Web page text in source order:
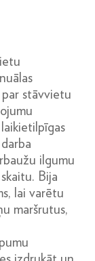
par stāvvietu
ilgumu
Bija
lai varētu
maršrutus,